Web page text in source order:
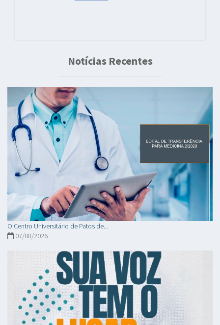
Notícias Recentes
O Centro Universitário de Patos de...
07/08/2026